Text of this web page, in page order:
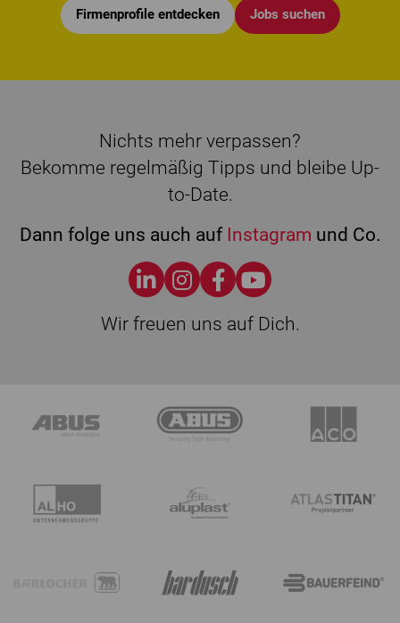
Firmenprofile entdecken Jobs suchen
Nichts mehr verpassen?
Bekomme regelmäßig Tipps und bleibe Up-
to-Date.
Dann folge uns auch auf Instagram und Co.
Wir freuen uns auf Dich.